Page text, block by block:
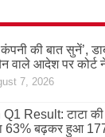
की बात सुनें’,
वाले आदेश पर कोर्ट
7, 2026
Result: टाटा की
63% बढ़कर हुआ